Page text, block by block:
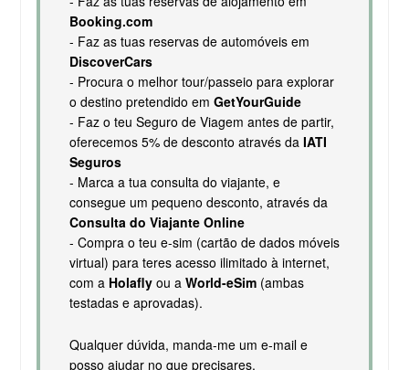
Booking.com
- Faz as tuas reservas de automóveis em
DiscoverCars
- Procura o melhor tour/passeio para explorar
o destino pretendido em GetYourGuide
- Faz o teu Seguro de Viagem antes de partir,
oferecemos 5% de desconto através da IATI
Seguros
- Marca a tua consulta do viajante, e
consegue um pequeno desconto, através da
Consulta do Viajante Online
- Compra o teu e-sim (cartão de dados móveis
virtual) para teres acesso ilimitado à internet,
com a Holaflyou a World-eSim(ambas
testadas e aprovadas).
Qualquer dúvida, manda-me um e-mail e
posso ajudar no que precisares.